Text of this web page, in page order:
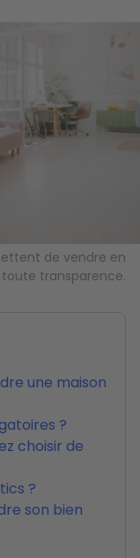
de vendre en
toute transparence.
une maison
?
choisir de
?
son bien